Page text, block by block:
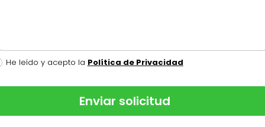
He leído y acepto la Política de Privacidad
Enviar solicitud